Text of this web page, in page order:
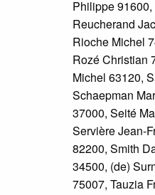
Philippe
Reucherand
Rioche Michel
Rozé Christian
Michel 63120,
Schaepman
37000, Seité
Servière Jean-
82200, Smith
34500, (de)
75007, Tauzia